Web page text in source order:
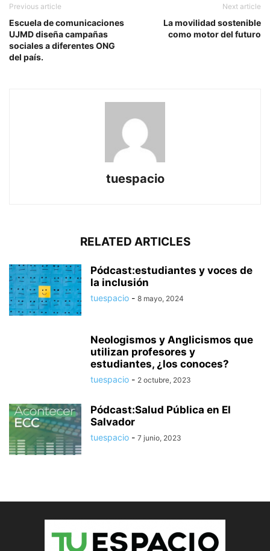
Previous article
Escuela de comunicaciones
UJMD diseña campañas
sociales a diferentes ONG
del país.
Next article
La movilidad sostenible
como motor del futuro
tuespacio
RELATED ARTICLES
Pódcast:estudiantes y voces de
la inclusión
tuespacio - 8 mayo, 2024
Neologismos y Anglicismos que
utilizan profesores y
estudiantes, ¿los conoces?
tuespacio - 2 octubre, 2023
Pódcast:Salud Pública en El
Salvador
tuespacio - 7 junio, 2023